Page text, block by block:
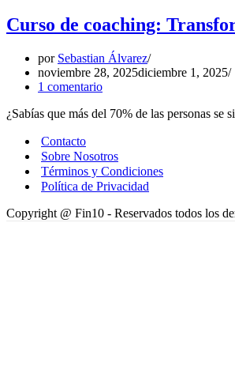
Curso de coaching:
por Sebastian Álvarez
noviembre 28, 2025diciembre 1, 2025
1 comentario
¿Sabías que más del 70% de las personas
Contacto
Sobre Nosotros
Términos y Condiciones
Política de Privacidad
Copyright @ Fin10 - Reservados todos los